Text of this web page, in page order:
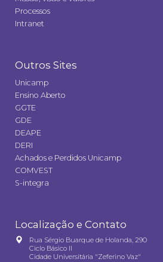
Processos
Intranet
Outros Sites
Unicamp
Ensino Aberto
GGTE
GDE
DEAPE
DERI
Achados e Perdidos Unicamp
COMVEST
S-integra
Localização e Contato
Rua Sérgio Buarque de Holanda, 290
Ciclo Básico II
Cidade Universitária "Zeferino Vaz"